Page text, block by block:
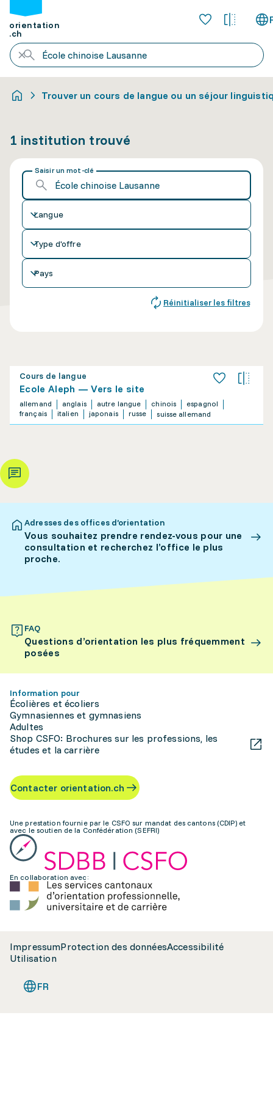
orientation
.ch
Trouver un cours de langue ou un séjour
1 institution trouvé
Saisir un mot-clé
Langue
Type d'offre
Pays
Réinitialiser les filtres
Cours de langue
Ecole Aleph — Vers le site
allemand anglais autre langue chinois
espagnol
français
italien japonais russe suisse allemand
Adresses des offices d’orientation
Vous souhaitez prendre rendez-vous pour une
consultation et recherchez l’office le plus
proche.
FAQ
Questions d’orientation les plus fréquemment
posées
Information pour
Écolières et écoliers
Gymnasiennes et gymnasiens
Adultes
Shop CSFO: Brochures sur les professions, les
études et la carrière
Contacter orientation.ch
Une prestation fournie par le CSFO sur mandat des cantons (CDIP) et
avec le soutien de la Confédération (SEFRI)
En collaboration avec:
ImpressumProtection des donnéesAccessibilité
Utilisation
FR